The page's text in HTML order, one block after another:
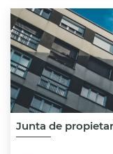
Junta de